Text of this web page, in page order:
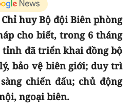
huy Bộ đội Biên phòng
cho biết, trong 6 tháng
tỉnh đã triển khai đồng bộ
bảo vệ biên giới; duy trì
chiến đấu; chủ động
ngoại biên.